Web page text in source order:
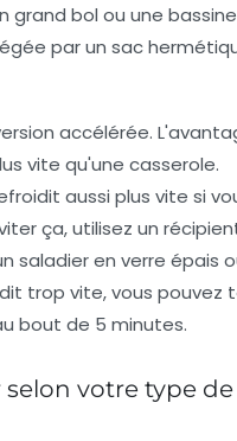
grand bol ou une
par un sac
accélérée.
vite qu'une casserole.
aussi plus vite si
ça, utilisez un
saladier en verre épais
trop vite, vous pouvez
bout de 5 minutes.
votre type de